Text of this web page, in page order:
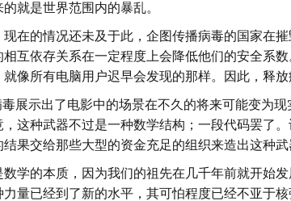
就是世界范围内的暴乱。
在的情况还未及于此，企图传播病毒的国家在
互依存关系在一定程度上会降低他们的安全系
像所有电脑用户迟早会发现的那样。因此，释放
毒展示出了电影中的场景在不久的将来可能变为
这种武器不过是一种数学结构；一段代码罢了
果交给那些大型的资金充足的组织来造出这种
学的本质，因为我们的祖先在几千年前就开始
量已经到了新的水平，其可怕程度已经不亚于